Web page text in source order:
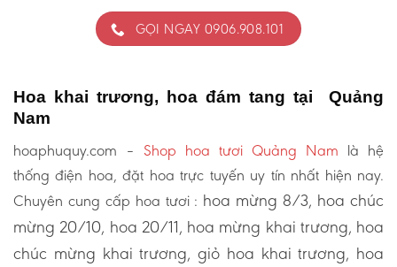
GỌI NGAY 0906.908.101
Hoa khai trương, hoa đám tang tại Quảng
Nam
hoaphuquy.com – Shop hoa tươi Quảng Nam là hệ
thống điện hoa, đặt hoa trực tuyến uy tín nhất hiện nay.
Chuyên cung cấp hoa tươi : hoa mừng 8/3, hoa chúc
mừng 20/10, hoa 20/11, hoa mừng khai trương, hoa
chúc mừng khai trương, giỏ hoa khai trương, hoa